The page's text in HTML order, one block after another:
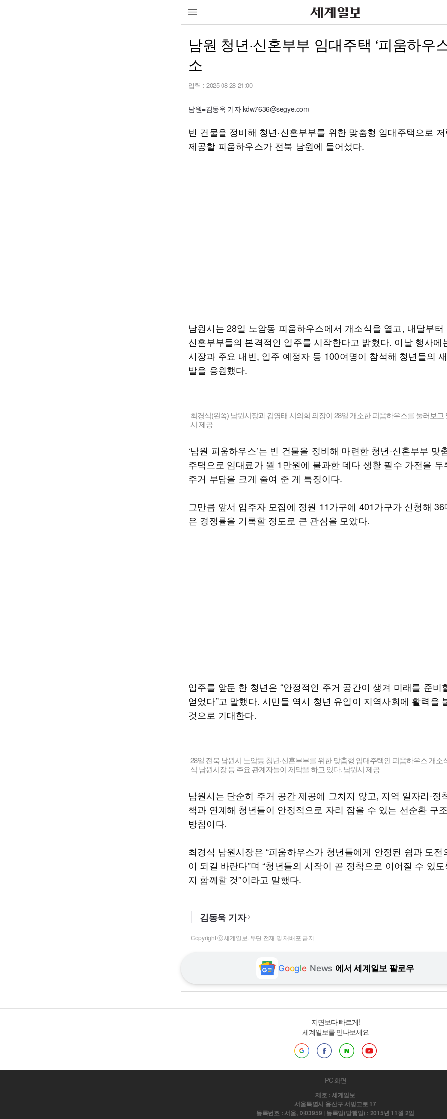
남원 청년·신혼부부 임대주택 ‘피움하우
소
입력 : 2025-08-28 21:00
남원=김동욱 기자 kdw7636@segye.com
빈 건물을 정비해 청년·신혼부부를 위한 맞춤형 임대주택으로 저
제공할 피움하우스가 전북 남원에 들어섰다.
남원시는 28일 노암동 피움하우스에서 개소식을 열고, 내달부터
신혼부부들의 본격적인 입주를 시작한다고 밝혔다. 이날 행사에
시장과 주요 내빈, 입주 예정자 등 100여명이 참석해 청년들의
발을 응원했다.
최경식(왼쪽) 남원시장과 김영태 시의회 의장이 28일 개소한 피움하우스를 둘러보고
시 제공
‘남원 피움하우스’는 빈 건물을 정비해 마련한 청년·신혼부부 맞
주택으로 임대료가 월 1만원에 불과한 데다 생활 필수 가전을 두
주거 부담을 크게 줄여 준 게 특징이다.
그만큼 앞서 입주자 모집에 정원 11가구에 401가구가 신청해 36
은 경쟁률을 기록할 정도로 큰 관심을 모았다.
입주를 앞둔 한 청년은 “안정적인 주거 공간이 생겨 미래를 준비
얻었다”고 말했다. 시민들 역시 청년 유입이 지역사회에 활력을
것으로 기대한다.
28일 전북 남원시 노암동 청년·신혼부부를 위한 맞춤형 임대주택인 피움하우스 개소
식 남원시장 등 주요 관계자들이 제막을 하고 있다. 남원시 제공
남원시는 단순히 주거 공간 제공에 그치지 않고, 지역 일자리·정
책과 연계해 청년들이 안정적으로 자리 잡을 수 있는 선순환 구
방침이다.
최경식 남원시장은 “피움하우스가 청년들에게 안정된 쉼과 도전
이 되길 바란다”며 “청년들의 시작이 곧 정착으로 이어질 수 있
지 함께할 것”이라고 말했다.
김동욱 기자
Copyright ⓒ 세계일보. 무단 전재 및 재배포 금지
Google News 에서 세계일보 팔로우
지면보다 빠르게!
세계일보를 만나보세요
PC 화면
제호 : 세계일보
서울특별시 용산구 서빙고로 17
등록번호 : 서울, 아03959 | 등록일(발행일) : 2015년 11월 2일